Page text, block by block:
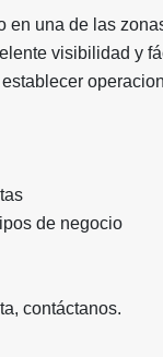
una de las
visibilidad y
de negocio
contáctanos.